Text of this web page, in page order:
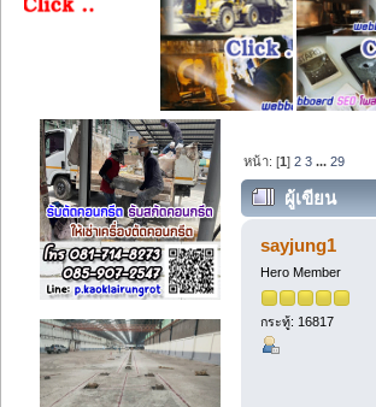
หน้า: [1]2 3 ...29
ผู้เขียน
sayjung1
Hero Member
กระทู้: 16817